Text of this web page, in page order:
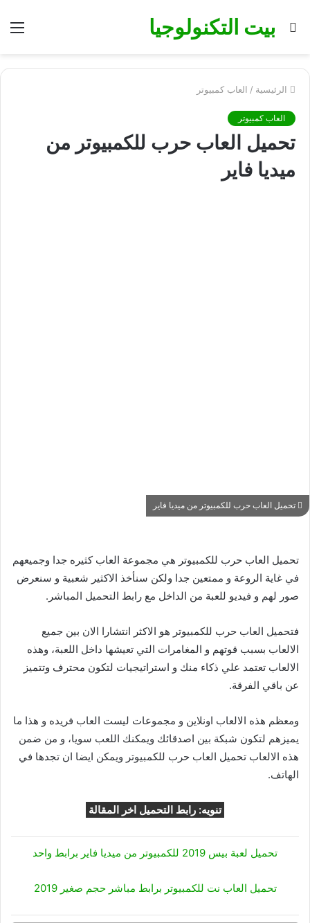
بيت التكنولوجيا
بحث
الرئيسية / العاب كمبيوتر
العاب كمبيوتر
تحميل العاب حرب للكمبيوتر من
ميديا فاير
تحميل العاب حرب للكمبيوتر من ميديا فاير
تحميل العاب حرب للكمبيوتر هي مجموعة العاب كثيره جدا وجميعهم
في غاية الروعة و ممتعين جدا ولكن سنأخذ الاكثير شعبية و سنعرض
صور لهم و فيديو للعبة من الداخل مع رابط التحميل المباشر.
فتحميل العاب حرب للكمبيوتر هو الاكثر انتشارا الان بين جميع
الالعاب بسبب قوتهم و المغامرات التي تعيشها داخل اللعبة، وهذه
الالعاب تعتمد علي ذكاء منك و استراتيجيات لتكون محترف وتتميز
عن باقي الفرقة.
ومعظم هذه الالعاب اونلاين و مجموعات ليست العاب فريده و هذا ما
يميزهم لتكون شبكة بين اصدقائك ويمكنك اللعب سويا، و من ضمن
هذه الالعاب تحميل العاب حرب للكمبيوتر ويمكن ايضا ان تجدها في
الهاتف.
تنويه: رابط التحميل اخر المقالة
تحميل لعبة بيس 2019 للكمبيوتر من ميديا فاير برابط واحد
تحميل العاب نت للكمبيوتر برابط مباشر حجم صغير 2019